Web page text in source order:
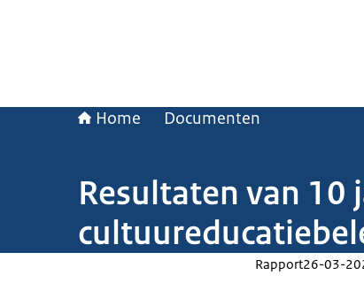
Home Documenten
Resultaten van
Rapport26-03-